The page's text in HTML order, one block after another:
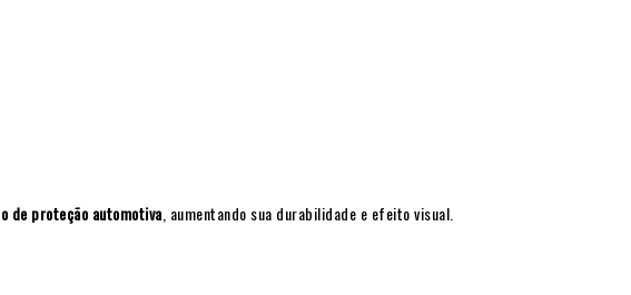
de proteção automotiva, aumentando sua durabilidade e efeito visual.